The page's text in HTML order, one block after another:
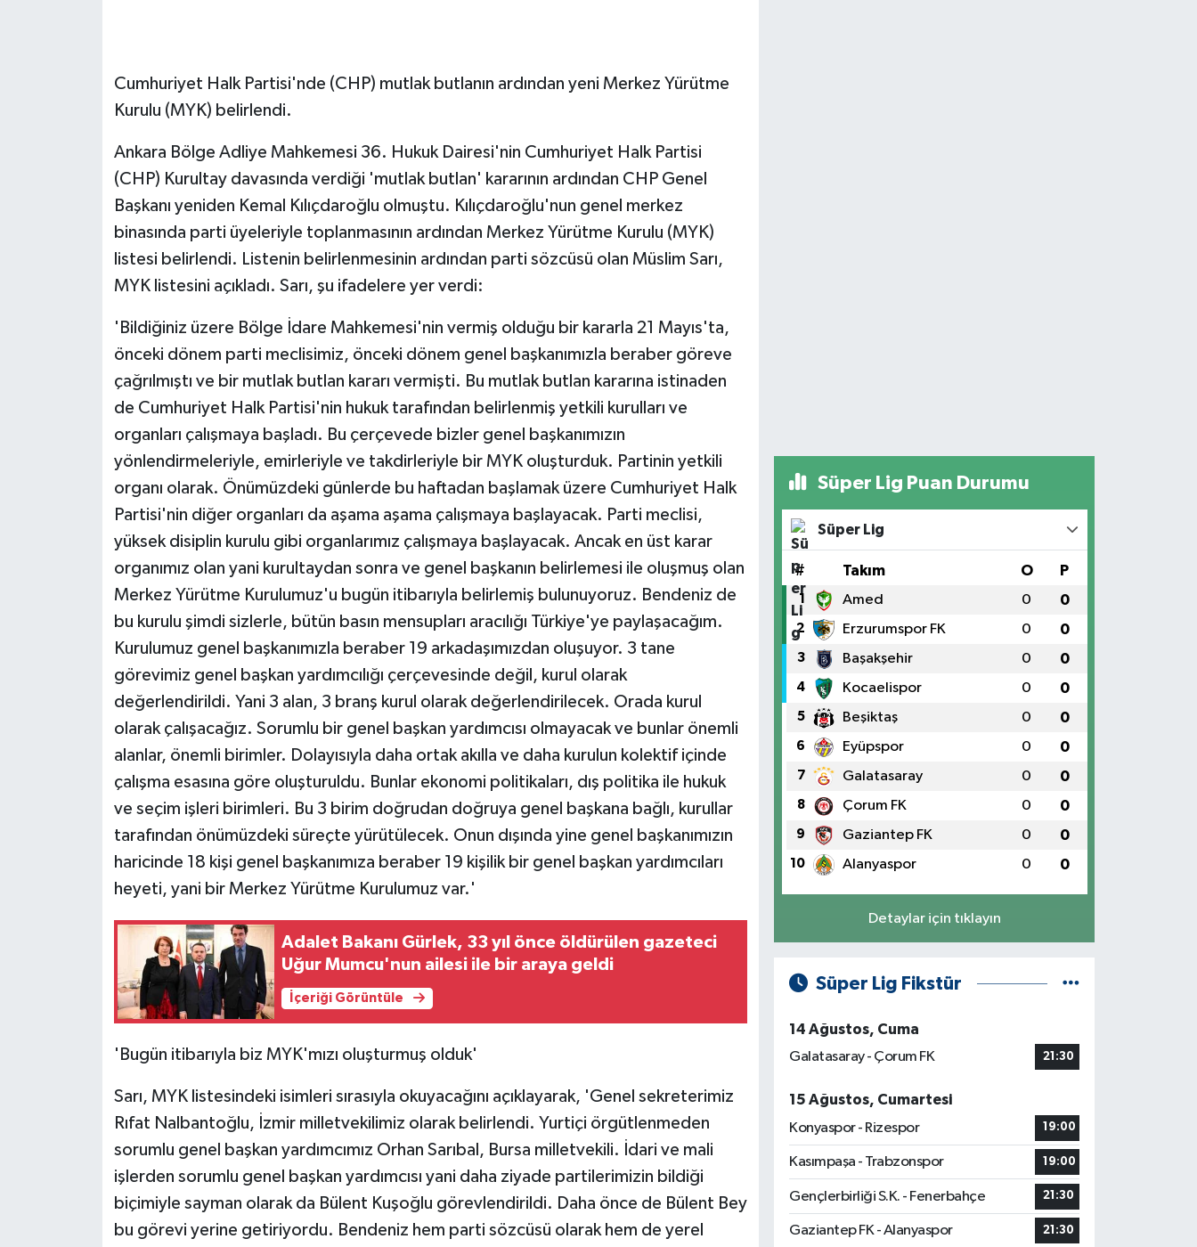
Cumhuriyet Halk Partisi'nde (CHP) mutlak butlanın ardından yeni Merkez Yürütme
Kurulu (MYK) belirlendi.
Ankara Bölge Adliye Mahkemesi 36. Hukuk Dairesi'nin Cumhuriyet Halk Partisi
(CHP) Kurultay davasında verdiği 'mutlak butlan' kararının ardından CHP Genel
Başkanı yeniden Kemal Kılıçdaroğlu olmuştu. Kılıçdaroğlu'nun genel merkez
binasında parti üyeleriyle toplanmasının ardından Merkez Yürütme Kurulu (MYK)
listesi belirlendi. Listenin belirlenmesinin ardından parti sözcüsü olan Müslim Sarı,
MYK listesini açıkladı. Sarı, şu ifadelere yer verdi:
'Bildiğiniz üzere Bölge İdare Mahkemesi'nin vermiş olduğu bir kararla 21 Mayıs'ta,
önceki dönem parti meclisimiz, önceki dönem genel başkanımızla beraber göreve
çağrılmıştı ve bir mutlak butlan kararı vermişti. Bu mutlak butlan kararına istinaden
de Cumhuriyet Halk Partisi'nin hukuk tarafından belirlenmiş yetkili kurulları ve
organları çalışmaya başladı. Bu çerçevede bizler genel başkanımızın
yönlendirmeleriyle, emirleriyle ve takdirleriyle bir MYK oluşturduk. Partinin yetkili
organı olarak. Önümüzdeki günlerde bu haftadan başlamak üzere Cumhuriyet Halk
Partisi'nin diğer organları da aşama aşama çalışmaya başlayacak. Parti meclisi,
yüksek disiplin kurulu gibi organlarımız çalışmaya başlayacak. Ancak en üst karar
organımız olan yani kurultaydan sonra ve genel başkanın belirlemesi ile oluşmuş olan
Merkez Yürütme Kurulumuz'u bugün itibarıyla belirlemiş bulunuyoruz. Bendeniz de
bu kurulu şimdi sizlerle, bütün basın mensupları aracılığı Türkiye'ye paylaşacağım.
Kurulumuz genel başkanımızla beraber 19 arkadaşımızdan oluşuyor. 3 tane
görevimiz genel başkan yardımcılığı çerçevesinde değil, kurul olarak
değerlendirildi. Yani 3 alan, 3 branş kurul olarak değerlendirilecek. Orada kurul
olarak çalışacağız. Sorumlu bir genel başkan yardımcısı olmayacak ve bunlar önemli
alanlar, önemli birimler. Dolayısıyla daha ortak akılla ve daha kurulun kolektif içinde
çalışma esasına göre oluşturuldu. Bunlar ekonomi politikaları, dış politika ile hukuk
ve seçim işleri birimleri. Bu 3 birim doğrudan doğruya genel başkana bağlı, kurullar
tarafından önümüzdeki süreçte yürütülecek. Onun dışında yine genel başkanımızın
haricinde 18 kişi genel başkanımıza beraber 19 kişilik bir genel başkan yardımcıları
heyeti, yani bir Merkez Yürütme Kurulumuz var.'
Adalet Bakanı Gürlek, 33 yıl önce öldürülen gazeteci
Uğur Mumcu'nun ailesi ile bir araya geldi
İçeriği Görüntüle
'Bugün itibarıyla biz MYK'mızı oluşturmuş olduk'
Sarı, MYK listesindeki isimleri sırasıyla okuyacağını açıklayarak, 'Genel sekreterimiz
Rıfat Nalbantoğlu, İzmir milletvekilimiz olarak belirlendi. Yurtiçi örgütlenmeden
sorumlu genel başkan yardımcımız Orhan Sarıbal, Bursa milletvekili. İdari ve mali
işlerden sorumlu genel başkan yardımcısı yani daha ziyade partilerimizin bildiği
biçimiyle sayman olarak da Bülent Kuşoğlu görevlendirildi. Daha önce de Bülent Bey
bu görevi yerine getiriyordu. Bendeniz hem parti sözcüsü olarak hem de yerel
Süper Lig Puan Durumu
Süper Lig
# Takım O P
1 Amed 0 0
2 Erzurumspor FK 0 0
3 Başakşehir 0 0
4 Kocaelispor 0 0
5 Beşiktaş 0 0
6 Eyüpspor 0 0
7 Galatasaray 0 0
8 Çorum FK 0 0
9 Gaziantep FK 0 0
10 Alanyaspor 0 0
Detaylar için tıklayın
Süper Lig Fikstür
14 Ağustos, Cuma
Galatasaray - Çorum FK
21:30
15 Ağustos, Cumartesi
Konyaspor - Rizespor
19:00
Kasımpaşa - Trabzonspor 19:00
Gençlerbirliği S.K. - Fenerbahçe 21:30
Gaziantep FK - Alanyaspor 21:30
GÜNDEM
HABERDE İNSAN
İş Dünyası
KÜLTÜR SANAT
Otomobil
POLİTİKA
SPOR HABERLERİ
TEKNOLOJİ
ÜLKE GÜNDEMİ
Yerel Haberler